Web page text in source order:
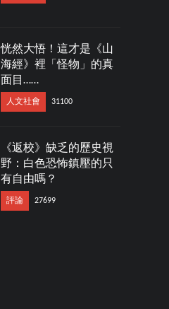
恍然大悟！這才是《山
海經》裡「怪物」的真
面目……
人文社會 31100
《返校》缺乏的歷史視
野：白色恐怖鎮壓的只
有自由嗎？
評論 27699